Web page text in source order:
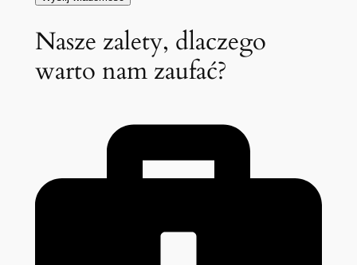
Nasze zalety, dlaczego
warto nam zaufać?